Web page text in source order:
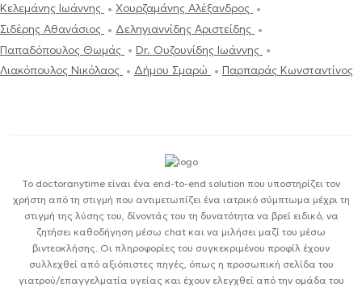
Κελεμάνης Ιωάννης
Χουρζαμάνης Αλέξανδρος
Σιδέρης Αθανάσιος
Δεληγιαννίδης Αριστείδης
Παπαδόπουλος Θωμάς
Dr. Ουζουνίδης Ιωάννης
Λιακόπουλος Νικόλαος
Δήμου Σμαρώ Παρπαράς Κωνσταντίνος
Το doctoranytime είναι ένα end-to-end solution που υποστηρίζει τον
χρήστη από τη στιγμή που αντιμετωπίζει ένα ιατρικό σύμπτωμα μέχρι τη
στιγμή της λύσης του, δίνοντάς του τη δυνατότητα να βρεί ειδικό, να
ζητήσει καθοδήγηση μέσω chat και να μιλήσει μαζί του μέσω
βιντεοκλήσης. Οι πληροφορίες του συγκεκριμένου προφίλ έχουν
συλλεχθεί από αξιόπιστες πηγές, όπως η προσωπική σελίδα του
γιατρού/επαγγελματία υγείας και έχουν ελεγχθεί από την ομάδα του